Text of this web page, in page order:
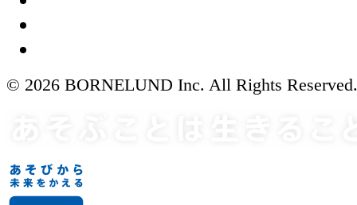
© 2026 BORNELUND Inc. All Rights Reserved.